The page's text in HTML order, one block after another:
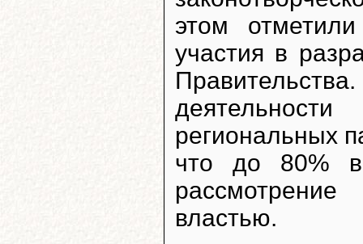
этом
участия в
региональных
что до 80%
властью.